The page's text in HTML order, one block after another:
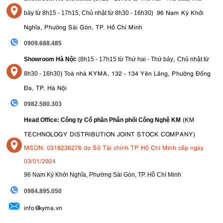
bảy từ 8h15 - 17h15, Chủ nhật từ 8h30 - 16h30) 96 Nam Kỳ Khởi
Nghĩa, Phường Sài Gòn, TP. Hồ Chí Minh
0909.688.485
Showroom Hà Nội: (8h15 - 17h15 từ Thứ hai - Thứ bảy, Chủ nhật từ
8h30 - 16h30) Toà nhà KYMA, 132 - 134 Yên Lãng, Phường Đống
Đa, TP. Hà Nội
0982.580.303
Head Office: Công ty Cổ phần Phân phối Công Nghệ KM (KM
TECHNOLOGY DISTRIBUTION JOINT STOCK COMPANY)
MSDN: 0318238276 do Sở Tài chính TP Hồ Chí Minh cấp ngày
03/01/2024
96 Nam Kỳ Khởi Nghĩa, Phường Sài Gòn, TP. Hồ Chí Minh
0984.895.050
info@kyma.vn